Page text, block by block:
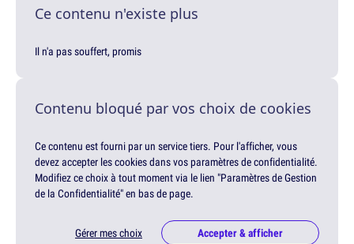
Ce contenu n'existe plus
Il n'a pas souffert, promis
Contenu bloqué par vos choix de cookies
Ce contenu est fourni par un service tiers. Pour l'afficher, vous
devez accepter les cookies dans vos paramètres de confidentialité.
Modifiez ce choix à tout moment via le lien "Paramètres de Gestion
de la Confidentialité" en bas de page.
Gérer mes choix Accepter & afficher